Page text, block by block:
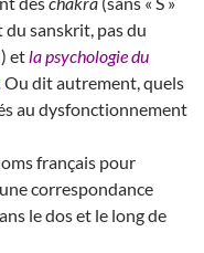
du sanskrit, pas du
et la psychologie du
Ou dit autrement, quels
au dysfonctionnement
français pour
correspondance
le dos et le long de